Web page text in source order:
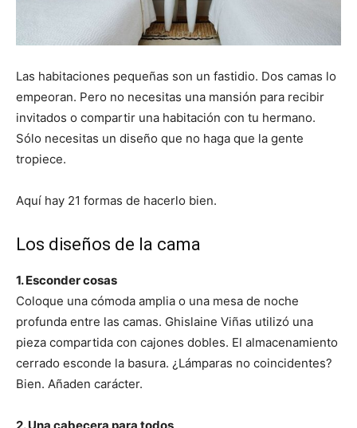
Las habitaciones pequeñas son un fastidio. Dos camas lo
empeoran. Pero no necesitas una mansión para recibir
invitados o compartir una habitación con tu hermano.
Sólo necesitas un diseño que no haga que la gente
tropiece.
Aquí hay 21 formas de hacerlo bien.
Los diseños de la cama
1. Esconder cosas
Coloque una cómoda amplia o una mesa de noche
profunda entre las camas. Ghislaine Viñas utilizó una
pieza compartida con cajones dobles. El almacenamiento
cerrado esconde la basura. ¿Lámparas no coincidentes?
Bien. Añaden carácter.